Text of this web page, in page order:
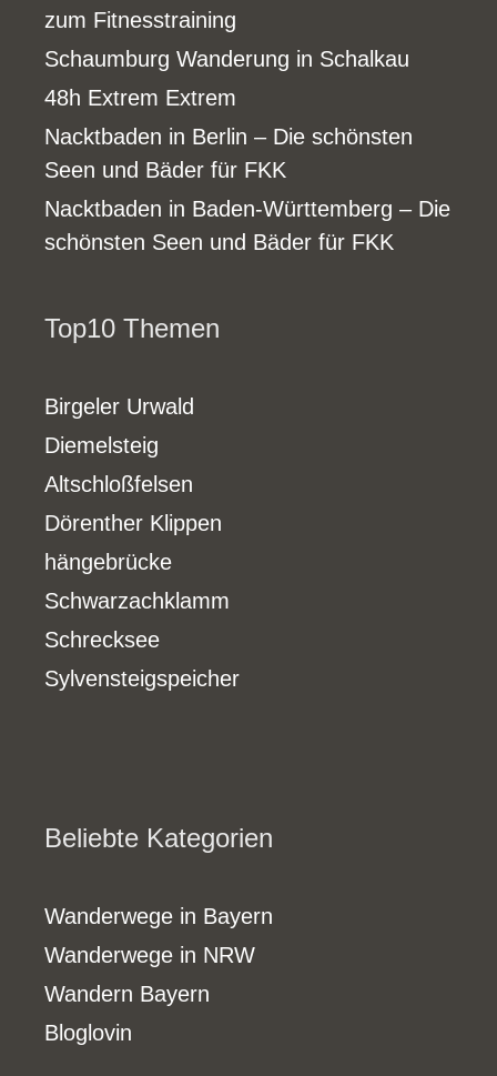
zum Fitnesstraining
Schaumburg Wanderung in Schalkau
48h Extrem Extrem
Nacktbaden in Berlin – Die schönsten
Seen und Bäder für FKK
Nacktbaden in Baden-Württemberg – Die
schönsten Seen und Bäder für FKK
Top10 Themen
Birgeler Urwald
Diemelsteig
Altschloßfelsen
Dörenther Klippen
hängebrücke
Schwarzachklamm
Schrecksee
Sylvensteigspeicher
Beliebte Kategorien
Wanderwege in Bayern
Wanderwege in NRW
Wandern Bayern
Bloglovin